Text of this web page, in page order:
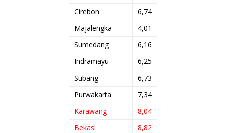
Cirebon
6,74
Majalengka
4,01
Sumedang
6,16
Indramayu
6,25
Subang
6,73
Purwakarta
7,34
Karawang
8,04
Bekasi
8,82